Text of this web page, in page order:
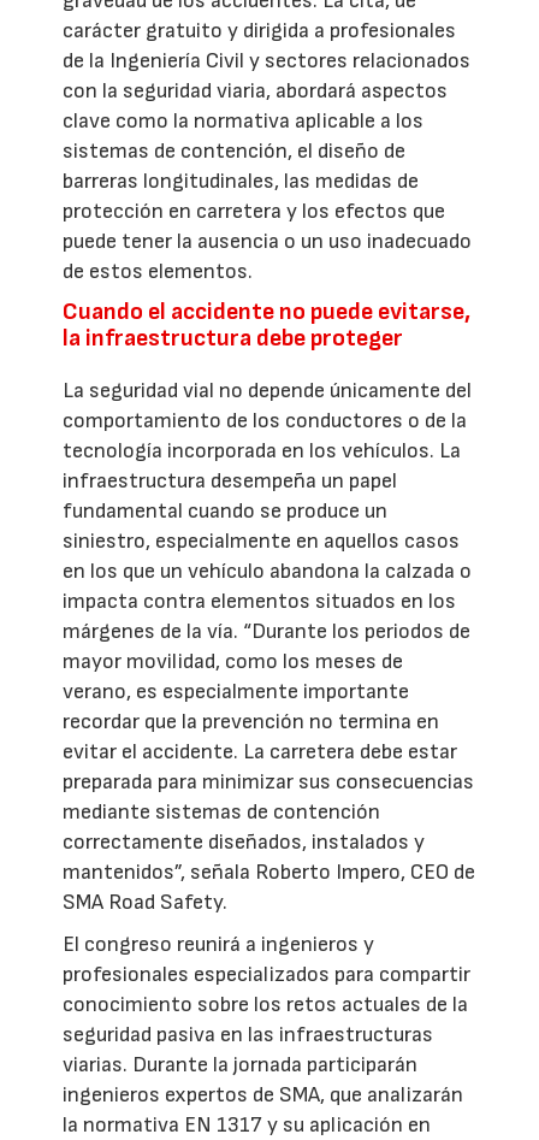
carácter gratuito y dirigida a profesionales
de la Ingeniería Civil y sectores relacionados
con la seguridad viaria, abordará aspectos
clave como la normativa aplicable a los
sistemas de contención, el diseño de
barreras longitudinales, las medidas de
protección en carretera y los efectos que
puede tener la ausencia o un uso inadecuado
de estos elementos.
Cuando el accidente no puede evitarse,
la infraestructura debe proteger
La seguridad vial no depende únicamente del
comportamiento de los conductores o de la
tecnología incorporada en los vehículos. La
infraestructura desempeña un papel
fundamental cuando se produce un
siniestro, especialmente en aquellos casos
en los que un vehículo abandona la calzada o
impacta contra elementos situados en los
márgenes de la vía. “Durante los periodos de
mayor movilidad, como los meses de
verano, es especialmente importante
recordar que la prevención no termina en
evitar el accidente. La carretera debe estar
preparada para minimizar sus consecuencias
mediante sistemas de contención
correctamente diseñados, instalados y
mantenidos”, señala Roberto Impero, CEO de
SMA Road Safety.
El congreso reunirá a ingenieros y
profesionales especializados para compartir
conocimiento sobre los retos actuales de la
seguridad pasiva en las infraestructuras
viarias. Durante la jornada participarán
ingenieros expertos de SMA, que analizarán
la normativa EN 1317 y su aplicación en